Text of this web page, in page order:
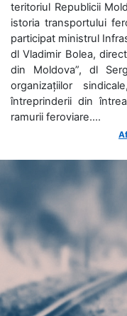
teritoriul Republicii
istoria transportului
participat ministrul
dl Vladimir Bolea,
din Moldova”, dl
organizațiilor
întreprinderii din
ramurii feroviare....